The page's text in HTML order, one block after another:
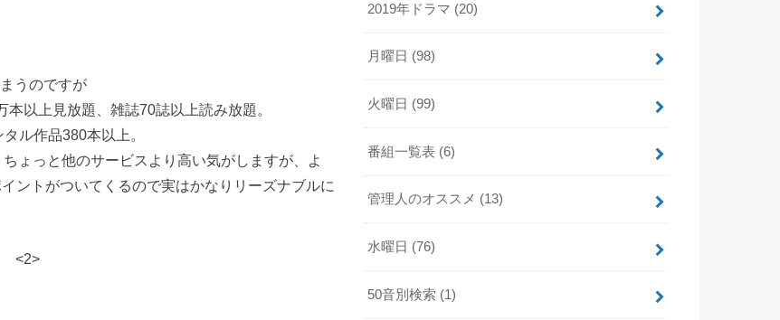
うのですが
以上見放題、雑誌70誌以上読み放題。
ル作品380本以上。
ょっと他のサービスより高い気がしますが、よ
ントがついてくるので実はかなりリーズナブルに
<2>
2019年ドラマ (20)
月曜日 (98)
火曜日 (99)
番組一覧表 (6)
管理人のオススメ (13)
水曜日 (76)
50音別検索 (1)